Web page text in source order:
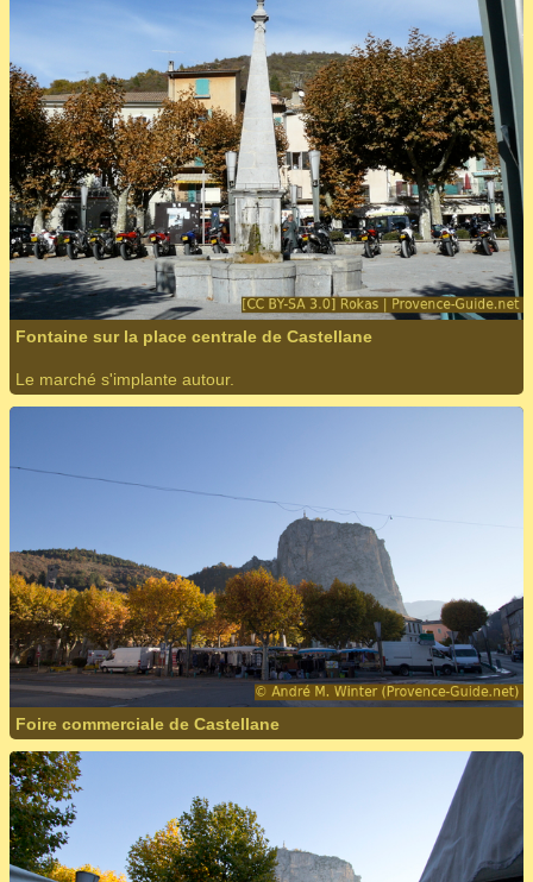
Fontaine sur la place centrale de Castellane
Le marché s'implante autour.
Foire commerciale de Castellane